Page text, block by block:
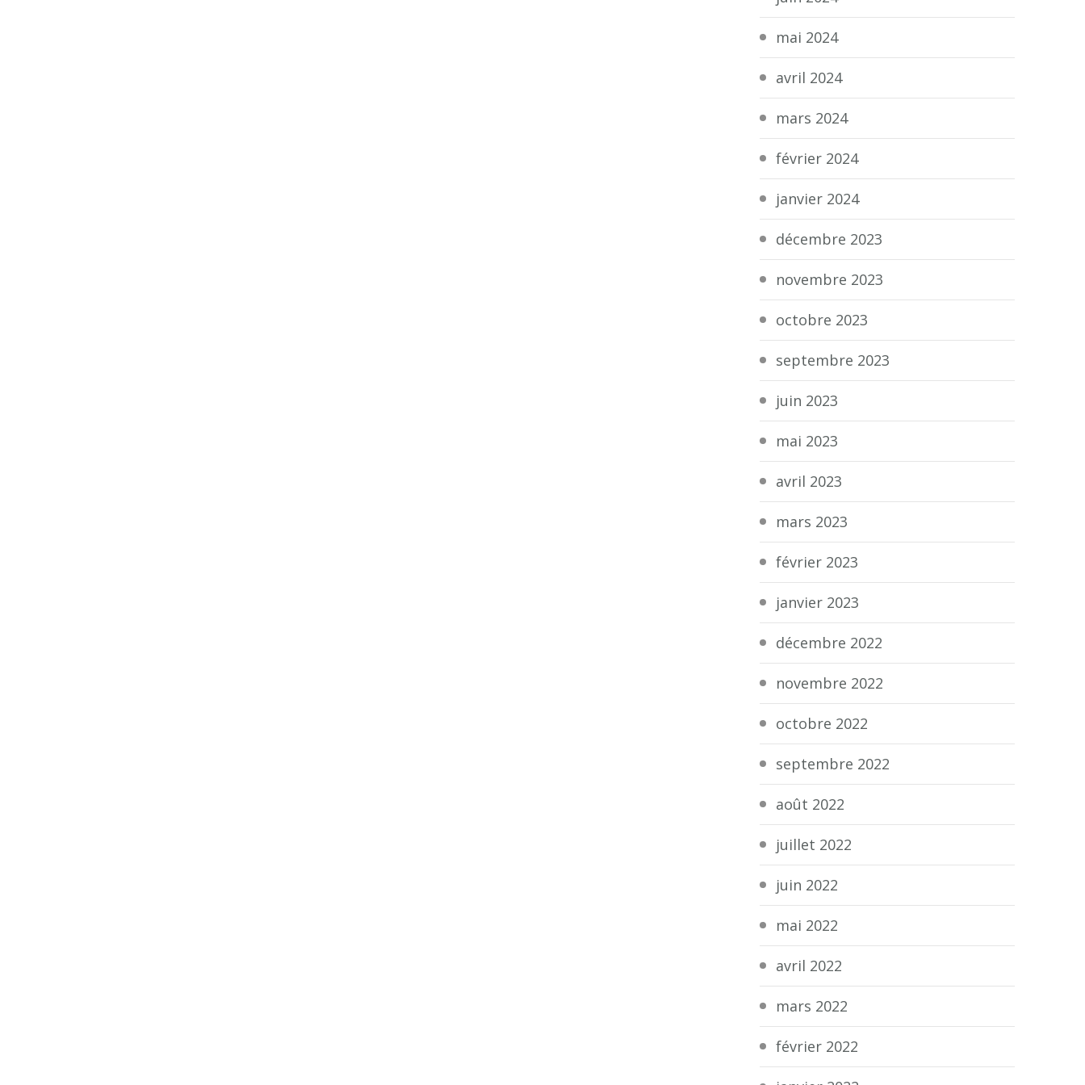
mai 2024
avril 2024
mars 2024
février 2024
janvier 2024
décembre 2023
novembre 2023
octobre 2023
septembre 2023
juin 2023
mai 2023
avril 2023
mars 2023
février 2023
janvier 2023
décembre 2022
novembre 2022
octobre 2022
septembre 2022
août 2022
juillet 2022
juin 2022
mai 2022
avril 2022
mars 2022
février 2022